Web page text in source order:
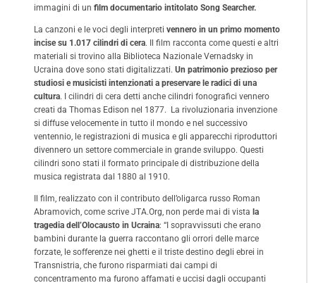
immagini di un film documentario intitolato Song Searcher.
La canzoni e le voci degli interpreti vennero in un primo momento
incise su 1.017 cilindri di cera. Il film racconta come questi e altri
materiali si trovino alla Biblioteca Nazionale Vernadsky in
Ucraina dove sono stati digitalizzati. Un patrimonio prezioso per
studiosi e musicisti intenzionati a preservare le radici di una
cultura. I cilindri di cera detti anche cilindri fonografici vennero
creati da Thomas Edison nel 1877. La rivoluzionaria invenzione
si diffuse velocemente in tutto il mondo e nel successivo
ventennio, le registrazioni di musica e gli apparecchi riproduttori
divennero un settore commerciale in grande sviluppo. Questi
cilindri sono stati il formato principale di distribuzione della
musica registrata dal 1880 al 1910.
Il film, realizzato con il contributo dell’oligarca russo Roman
Abramovich, come scrive JTA.Org, non perde mai di vista la
tragedia dell’Olocausto in Ucraina: “I sopravvissuti che erano
bambini durante la guerra raccontano gli orrori delle marce
forzate, le sofferenze nei ghetti e il triste destino degli ebrei in
Transnistria, che furono risparmiati dai campi di
concentramento ma furono affamati e uccisi dagli occupanti